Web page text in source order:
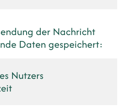
der Nachricht
Daten gespeichert:
Nutzers